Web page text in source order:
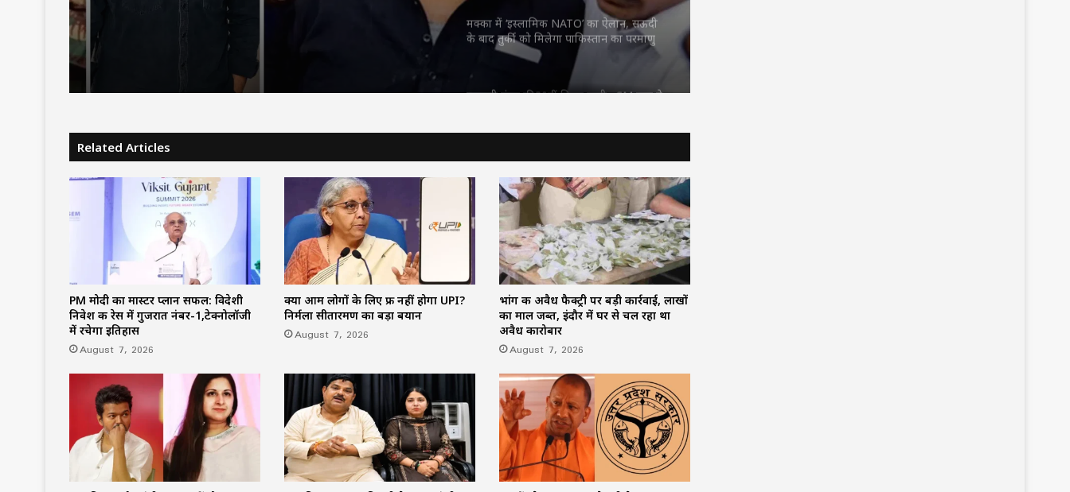
मक्का में ‘इस्लामिक NATO’ का ऐलान, सऊदी
के बाद तुर्की को मिलेगा पाकिस्तान का परमाणु
महतारी वंदन की 30वीं किस्त जारी : CM साय ने
फैब’ की लॉन्चिंग, बुनकरों को 10.90 करोड़ की
मदद; आत्मसमर्पित महिलाओं ने किया रैंप वॉक
पिता नहीं, मां फरार… सबसे छोटे बेटे आबान की
जिम्मेदारी आखिर किसने उठाई?
शिकायतें सुनते ही एक्शन में CM मोहन यादव,
CMHO समेत 3 अधिकारियों को किया सस्पेंड
मक्का में ‘इस्लामिक NATO’ का ऐलान, सऊदी
के बाद तुर्की को मिलेगा पाकिस्तान का परमाणु
कवच
Related Articles
PM मोदी का मास्टर प्लान सफल: विदेशी
निवेश की रेस में गुजरात नंबर-1,टेक्नोलॉजी
में रचेगा इतिहास
August 7, 2026
क्या आम लोगों के लिए फ्री नहीं होगा UPI?
निर्मला सीतारमण का बड़ा बयान
August 7, 2026
भांग की अवैध फैक्ट्री पर बड़ी कार्रवाई, लाखों
का माल जब्त, इंदौर में घर से चल रहा था
अवैध कारोबार
August 7, 2026